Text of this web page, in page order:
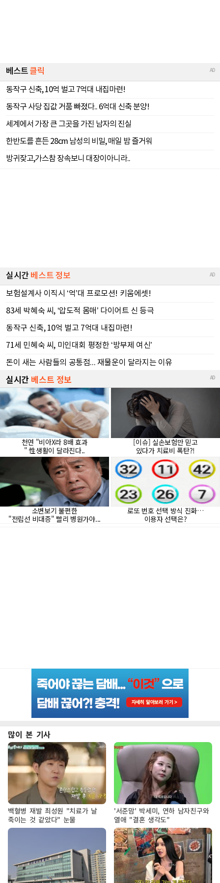
많이 본 기사
백혈병 재발 최성원 "치료가 날
죽이는 것 같았다" 눈물
'서준맘' 박세미, 연하 남자친구와
열애 "결혼 생각도"